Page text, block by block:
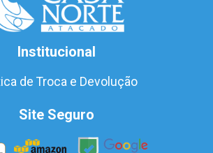
Institucional
de Troca e Devolução
Site Seguro